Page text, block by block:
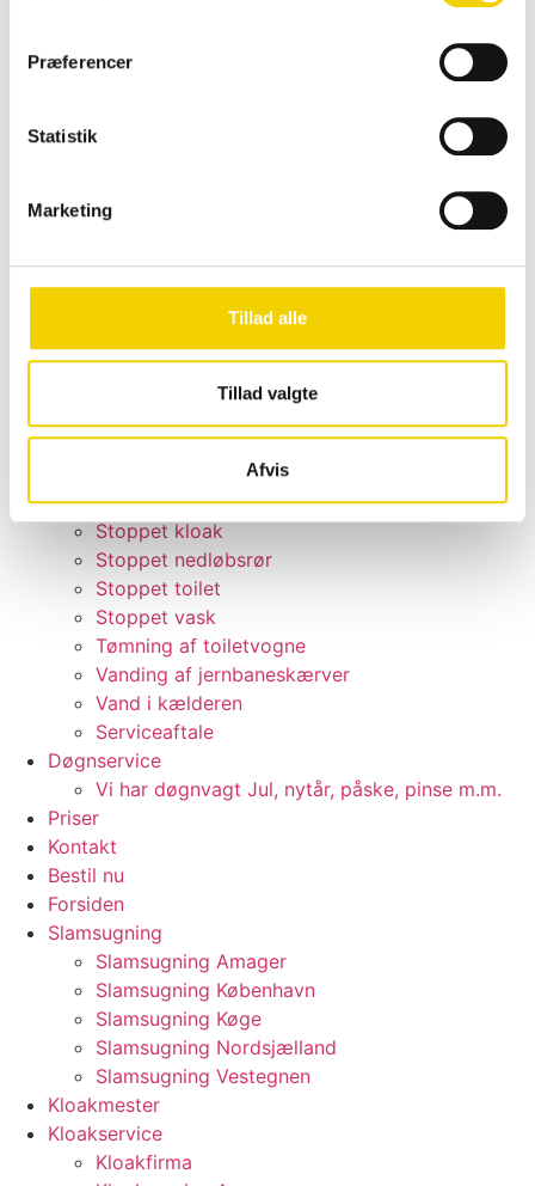
Præferencer
Statistik
Marketing
Tillad alle
Tillad valgte
Afvis
Kloakservice
Kloakservice Amager
Kloakservice Nordsjælland
TV inspektion
Kloakspuling
Rensning af faldstamme
Rensning af vejbrønde
Service på pumpebrønd
Stoppet afløb
Stoppet kloak
Stoppet nedløbsrør
Stoppet toilet
Stoppet vask
Tømning af toiletvogne
Vanding af jernbaneskærver
Vand i kælderen
Serviceaftale
Døgnservice
Vi har døgnvagt Jul, nytår, påske, pinse m.m.
Priser
Kontakt
Bestil nu
Forsiden
Slamsugning
Slamsugning Amager
Slamsugning København
Slamsugning Køge
Slamsugning Nordsjælland
Slamsugning Vestegnen
Kloakmester
Kloakservice
Kloakfirma